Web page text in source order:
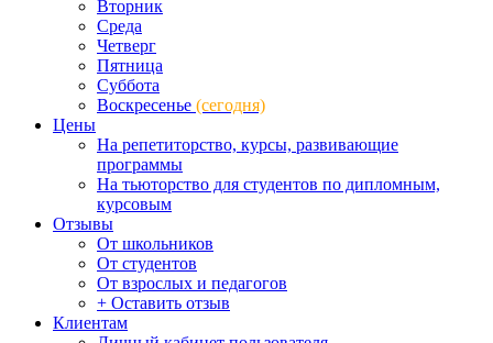
Вторник
Среда
Четверг
Пятница
Суббота
Воскресенье (сегодня)
Цены
На репетиторство, курсы, развивающие
программы
На тьюторство для студентов по дипломным,
курсовым
Отзывы
От школьников
От студентов
От взрослых и педагогов
+ Оставить отзыв
Клиентам